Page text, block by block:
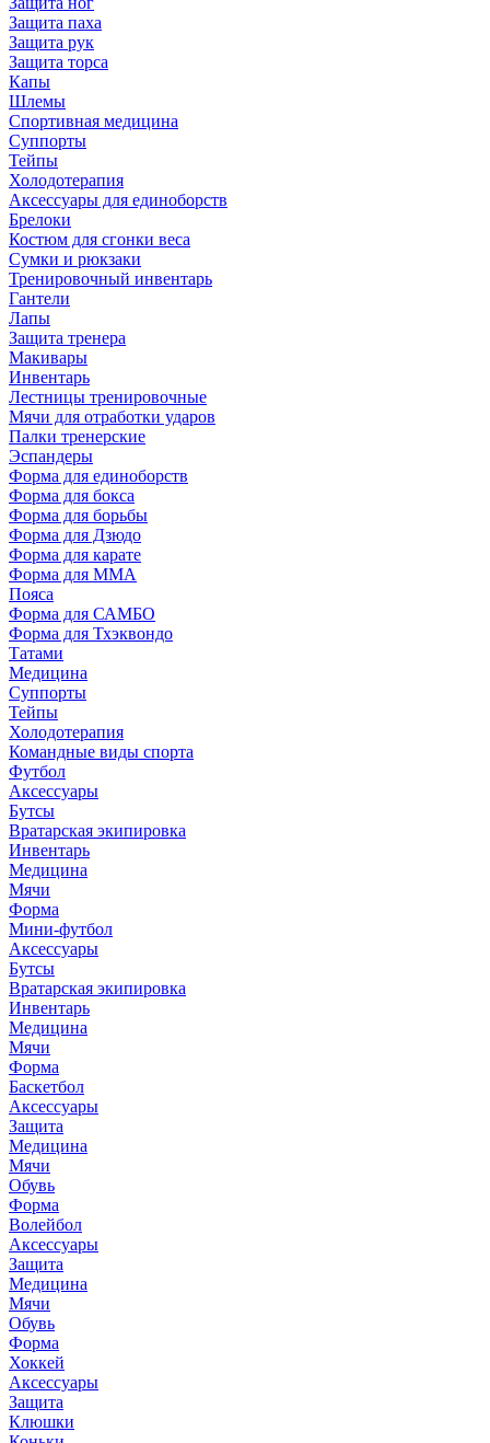
Защита паха
Защита рук
Защита торса
Капы
Шлемы
Спортивная медицина
Суппорты
Тейпы
Холодотерапия
Аксессуары для единоборств
Брелоки
Костюм для сгонки веса
Сумки и рюкзаки
Тренировочный инвентарь
Гантели
Лапы
Защита тренера
Макивары
Инвентарь
Лестницы тренировочные
Мячи для отработки ударов
Палки тренерские
Эспандеры
Форма для единоборств
Форма для бокса
Форма для борьбы
Форма для Дзюдо
Форма для карате
Форма для MMA
Пояса
Форма для САМБО
Форма для Тхэквондо
Татами
Медицина
Суппорты
Тейпы
Холодотерапия
Командные виды спорта
Футбол
Аксессуары
Бутсы
Вратарская экипировка
Инвентарь
Медицина
Мячи
Форма
Мини-футбол
Аксессуары
Бутсы
Вратарская экипировка
Инвентарь
Медицина
Мячи
Форма
Баскетбол
Аксессуары
Защита
Медицина
Мячи
Обувь
Форма
Волейбол
Аксессуары
Защита
Медицина
Мячи
Обувь
Форма
Хоккей
Аксессуары
Защита
Клюшки